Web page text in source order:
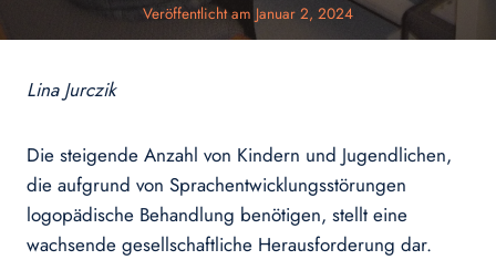
Veröffentlicht am Januar 2, 2024
Lina Jurczik
Die steigende Anzahl von Kindern und Jugendlichen,
die aufgrund von Sprachentwicklungsstörungen
logopädische Behandlung benötigen, stellt eine
wachsende gesellschaftliche Herausforderung dar.